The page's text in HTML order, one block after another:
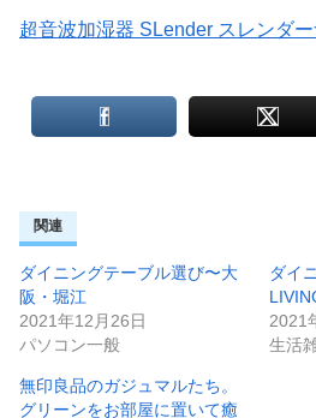
超音波加湿器 SLender スレンダ
関連
ダイニングテーブル選び〜大
阪・堀江
2021年12月26日
パソコン一般
ダイ
2021
生活
無印良品のガジュマルたち。
グリーンをお部屋に置いて癒